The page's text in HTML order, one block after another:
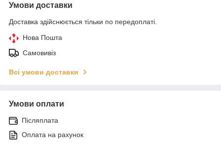
Умови доставки
Доставка здійснюється тільки по передоплаті.
Нова Пошта
Самовивіз
Всі умови доставки
Умови оплати
Післяплата
Оплата на рахунок